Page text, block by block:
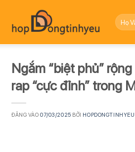
Ngắm “biệt phủ”
rap “cực đỉnh” trong
ĐĂNG VÀO07/03/2025 BỞI HOPDONGTINHYEU